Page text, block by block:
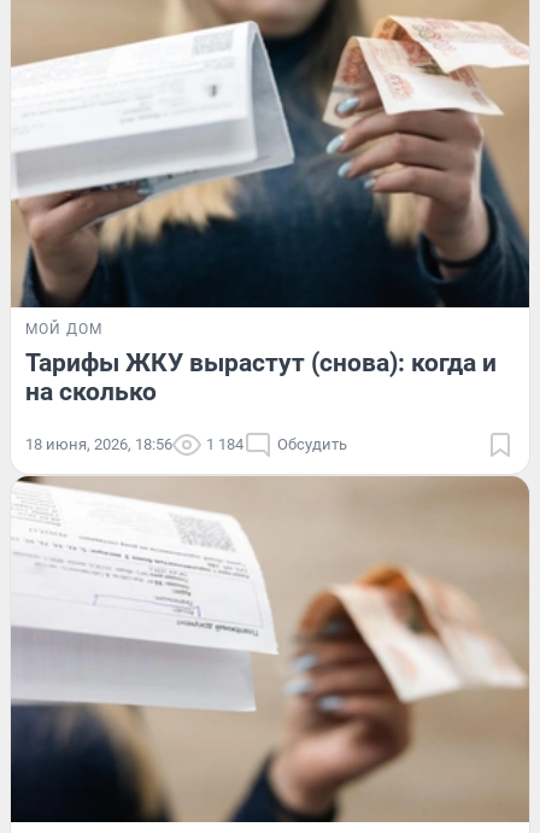
МОЙ ДОМ
Тарифы ЖКУ вырастут (снова): когда и
на сколько
18 июня, 2026, 18:56 1 184 Обсудить